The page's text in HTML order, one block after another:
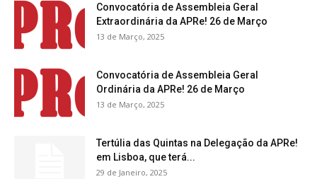
Convocatória de Assembleia Geral
Extraordinária da APRe! 26 de Março
13 de Março, 2025
Convocatória de Assembleia Geral
Ordinária da APRe! 26 de Março
13 de Março, 2025
Tertúlia das Quintas na Delegação da APRe!
em Lisboa, que terá...
29 de Janeiro, 2025